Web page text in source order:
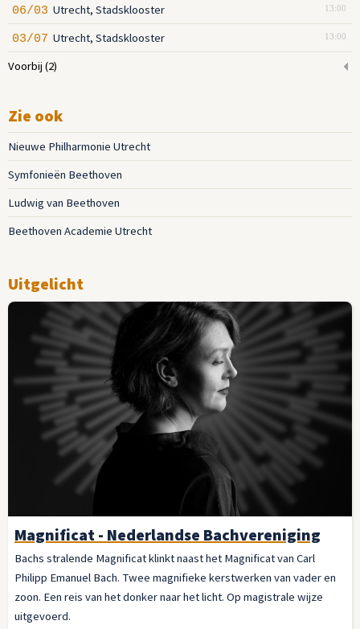
13:00
06/03 Utrecht, Stadsklooster
13:00
03/07 Utrecht, Stadsklooster
Voorbij (2)
Zie ook
Nieuwe Philharmonie Utrecht
Symfonieën Beethoven
Ludwig van Beethoven
Beethoven Academie Utrecht
Uitgelicht
Magnificat - Nederlandse Bachvereniging
Bachs stralende Magnificat klinkt naast het Magnificat van Carl
Philipp Emanuel Bach. Twee magnifieke kerstwerken van vader en
zoon. Een reis van het donker naar het licht. Op magistrale wijze
uitgevoerd.